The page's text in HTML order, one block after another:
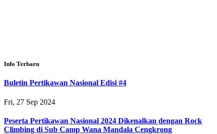
Info Terbaru
Buletin Pertikawan Nasional Edisi #4
Fri, 27 Sep 2024
Peserta Pertikawan Nasional 2024 Dikenalkan dengan Rock
Climbing di Sub Camp Wana Mandala Cengkrong